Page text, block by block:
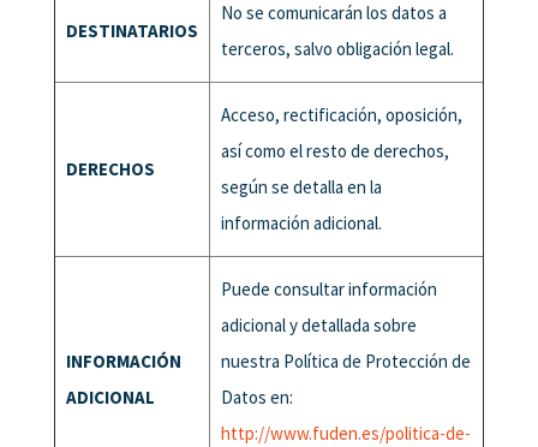
DESTINATARIOS
No se comunicarán los datos a
terceros, salvo obligación legal.
DERECHOS
Acceso, rectificación, oposición,
así como el resto de derechos,
según se detalla en la
información adicional.
INFORMACIÓN
ADICIONAL
Puede consultar información
adicional y detallada sobre
nuestra Política de Protección de
Datos en:
http://www.fuden.es/politica-de-